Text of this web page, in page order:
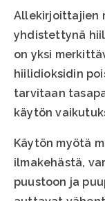
Allekirjoittajien
yhdistettynä
on yksi
hiilidioksidin
tarvitaan
käytön
Käytön myötä
ilmakehästä,
puustoon ja